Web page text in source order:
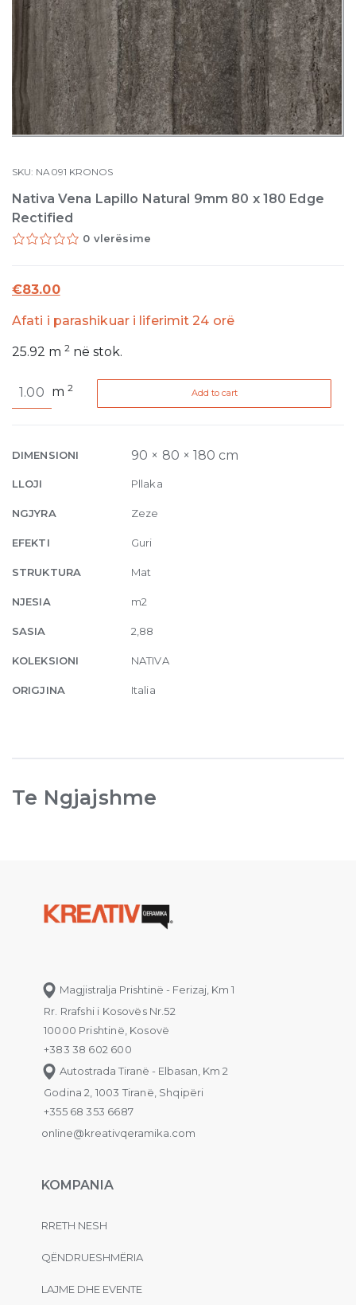
SKU: NA091 KRONOS
Nativa Vena Lapillo Natural 9mm 80 x 180 Edge
Rectified
0 vlerësime
€83.00
Afati i parashikuar i liferimit 24 orë
25.92 m2 në stok.
Vena
9mm
x
180
Rectified
quantity
m2 Add to cart
DIMENSIONI 90 × 80 × 180 cm
LLOJI Pllaka
NGJYRA Zeze
EFEKTI Guri
STRUKTURA Mat
NJESIA m2
SASIA 2,88
KOLEKSIONI NATIVA
ORIGJINA Italia
Te Ngjajshme
Magjistralja Prishtinë - Ferizaj, Km 1
Rr. Rrafshi i Kosovës Nr.52
10000 Prishtinë, Kosovë
+383 38 602 600
Autostrada Tiranë - Elbasan, Km 2
Godina 2, 1003 Tiranë, Shqipëri
+355 68 353 6687
online@kreativqeramika.com
KOMPANIA
RRETH NESH
QËNDRUESHMËRIA
LAJME DHE EVENTE